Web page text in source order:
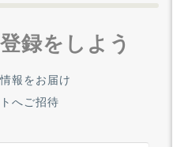
録をしよう
報をお届け
へご招待